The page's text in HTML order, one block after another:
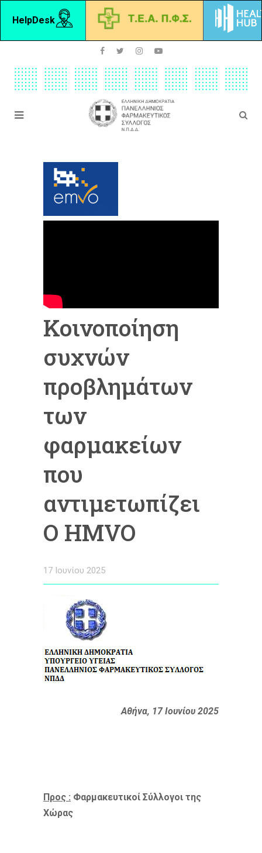
HelpDesk
Κοινοποίηση
συχνών
προβλημάτων
των
φαρμακείων
που
αντιμετωπίζει
Ο HMVO
17 Ιουνίου 2025
Αθήνα, 17 Ιουνίου 2025
Προς : Φαρμακευτικοί Σύλλογοι της
Χώρας